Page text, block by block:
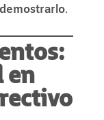
.
en